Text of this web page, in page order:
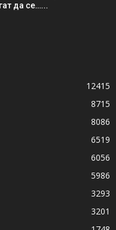
да се…...
12415
8715
8086
6519
6056
5986
3293
3201